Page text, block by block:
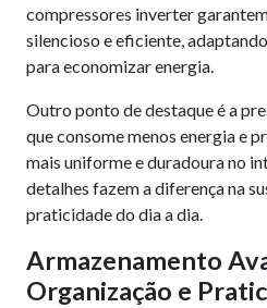
compressores inverter
silencioso e eficiente,
para economizar energia.
Outro ponto de destaque é a
que consome menos energia e
mais uniforme e duradoura no
detalhes fazem a diferença na
praticidade do dia a dia.
Armazenamento
Organização e